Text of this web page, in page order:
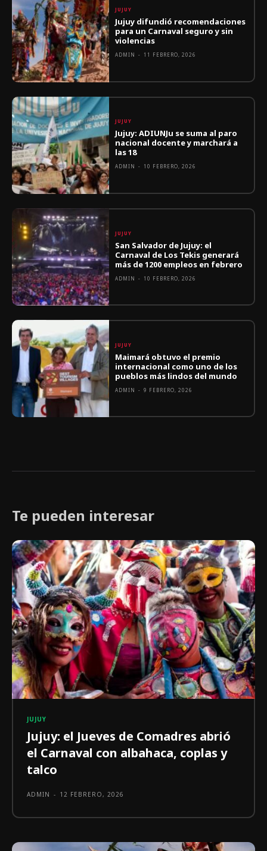
JUJUY
Jujuy difundió recomendaciones
para un Carnaval seguro y sin
violencias
ADMIN - 11 FEBRERO, 2026
JUJUY
Jujuy: ADIUNJu se suma al paro
nacional docente y marchará a
las 18
ADMIN - 10 FEBRERO, 2026
JUJUY
San Salvador de Jujuy: el
Carnaval de Los Tekis generará
más de 1200 empleos en febrero
ADMIN - 10 FEBRERO, 2026
JUJUY
Maimará obtuvo el premio
internacional como uno de los
pueblos más lindos del mundo
ADMIN - 9 FEBRERO, 2026
Te pueden interesar
JUJUY
Jujuy: el Jueves de Comadres abrió
el Carnaval con albahaca, coplas y
talco
ADMIN - 12 FEBRERO, 2026